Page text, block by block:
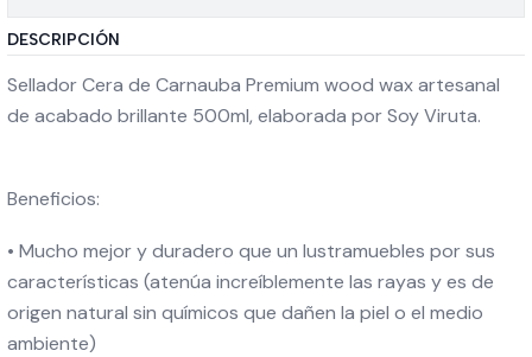
DESCRIPCIÓN
Sellador Cera de Carnauba Premium wood wax artesanal
de acabado brillante 500ml, elaborada por Soy Viruta.
Beneficios:
• Mucho mejor y duradero que un lustramuebles por sus
características (atenúa increíblemente las rayas y es de
origen natural sin químicos que dañen la piel o el medio
ambiente)